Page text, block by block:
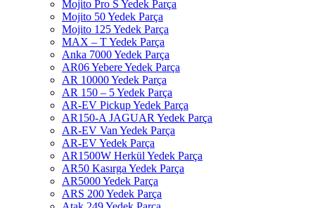
Mojito Pro S Yedek Parça
Mojito 50 Yedek Parça
Mojito 125 Yedek Parça
MAX – T Yedek Parça
Anka 7000 Yedek Parça
AR06 Yebere Yedek Parça
AR 10000 Yedek Parça
AR 150 – 5 Yedek Parça
AR-EV Pickup Yedek Parça
AR150-A JAGUAR Yedek Parça
AR-EV Van Yedek Parça
AR-EV Yedek Parça
AR1500W Herkül Yedek Parça
AR50 Kasırga Yedek Parça
AR5000 Yedek Parça
ARS 200 Yedek Parça